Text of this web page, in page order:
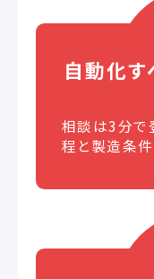
自動化
相談は3分で
程と製造条